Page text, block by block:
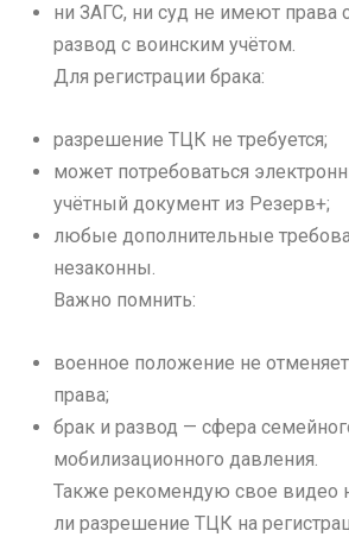
ни ЗАГС, ни суд не имеют права
развод с воинским учётом.
Для регистрации брака:
разрешение ТЦК не требуется;
может потребоваться
учётный документ из Резерв+;
любые дополнительные
незаконны.
Важно помнить:
военное положение не
права;
брак и развод — сфера
мобилизационного давления.
Также рекомендую свое видео
ли разрешение ТЦК на